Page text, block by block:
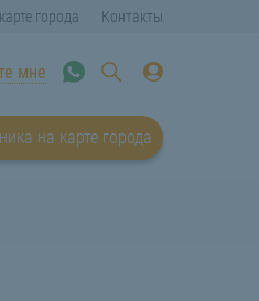
города Контакты
мне
на карте города